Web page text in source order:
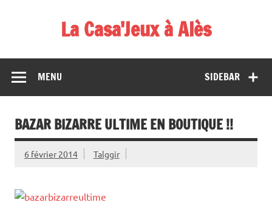
La Casa'Jeux à Alès
démos et de tournois
SIDEBAR
MENU
BAZAR BIZARRE ULTIME EN BOUTIQUE !!
6 février 2014 Talggir